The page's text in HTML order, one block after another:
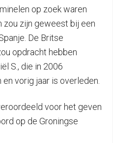
op zoek waren
zou zijn geweest bij een
De Britse
opdracht hebben
S., die in 2006
vorig jaar is overleden.
voor het geven
op de Groningse